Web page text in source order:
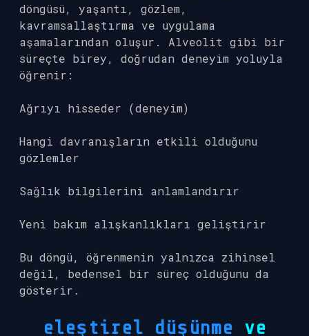
döngüsü, yaşantı, gözlem,
kavramsallaştırma ve uygulama
aşamalarından oluşur. Alveolit gibi bir
süreçte birey, doğrudan deneyim yoluyla
öğrenir:
Ağrıyı hisseder (deneyim)
Hangi davranışların etkili olduğunu
gözlemler
Sağlık bilgilerini anlamlandırır
Yeni bakım alışkanlıkları geliştirir
Bu döngü, öğrenmenin yalnızca zihinsel
değil, bedensel bir süreç olduğunu da
gösterir.
eleştirel düşünme ve